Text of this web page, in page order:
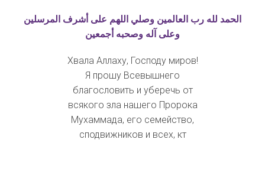
الحمد لله رب العالمين وصلي اللهم على أشرف المرسلين
وعلى آله وصحبه أجمعين
Хвала Аллаху, Господу миров!
Я прошу Всевышнего
благословить и уберечь от
всякого зла нашего Пророка
Мухаммада, его семейство,
сподвижников и всех, кт